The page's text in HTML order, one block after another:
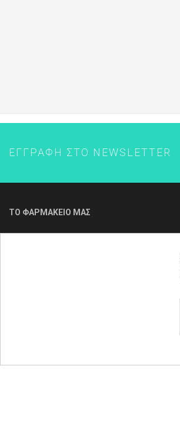
ΕΓΓΡΑΦΉ ΣΤΟ NEWSLETTER
ΤΟ ΦΑΡΜΑΚΕΙΟ ΜΑΣ
Για τηλεφωνική παραγγελία & εξυπηρέτηση